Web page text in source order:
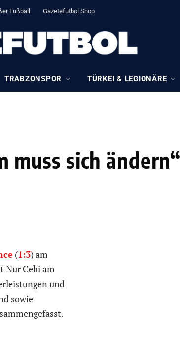
Fußball Gazetefutbol Shop
TRABZONSPOR TÜRKEI & LEGIONÄRE
muss sich ändern“
(1:3) am
Nur Cebi am
und
sowie